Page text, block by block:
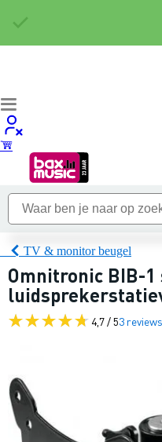
TV & monitor beugel
Omnitronic BIB-
4,7 / 53 reviews